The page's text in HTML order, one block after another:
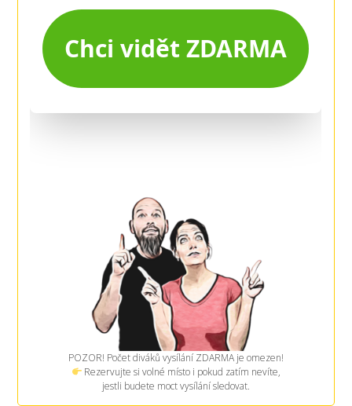
POZOR! Počet diváků vysílání ZDARMA je omezen!
Rezervujte si volné místo i pokud zatím nevíte,
jestli budete moct vysílání sledovat.